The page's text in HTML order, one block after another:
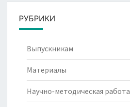
РУБРИКИ
Выпускникам
Материалы
Научно-методическая работа